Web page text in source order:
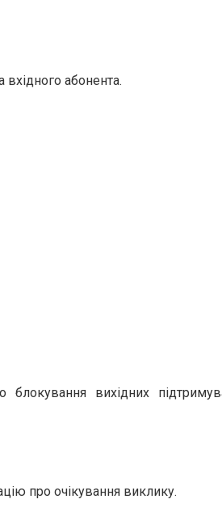
абонента.
вихідних
про очікування виклику.